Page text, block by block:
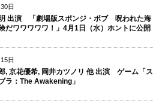
日
出演 「劇場版スポンジ・ボブ 呪われた海
だワワワワワ！」4月1日（水）ホントに公開
日
, 京花優希, 岡井カツノリ 他 出演 ゲーム「ス
ラ：The Awakening」